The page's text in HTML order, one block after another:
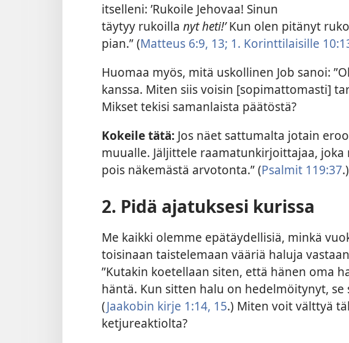
itselleni: ’Rukoile Jehovaa! Sinun
täytyy rukoilla nyt heti!’Kun olen pitänyt
pian.” (Matteus 6:9, 13; 1. Korinttilaisille
Huomaa myös, mitä uskollinen Job sanoi:
kanssa. Miten siis voisin [sopimattomasti]
Mikset tekisi samanlaista päätöstä?
Kokeile tätä: Jos näet sattumalta jotain
muualle. Jäljittele raamatunkirjoittajaa, joka
pois näkemästä arvotonta.” (Psalmit 119:37.)
2. Pidä ajatuksesi kurissa
Me kaikki olemme epätäydellisiä, minkä
toisinaan taistelemaan vääriä haluja
”Kutakin koetellaan siten, että hänen oma
häntä. Kun sitten halu on hedelmöitynyt, se
(Jaakobin kirje 1:14, 15.) Miten voit välttyä
ketjureaktiolta?